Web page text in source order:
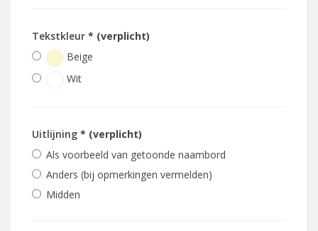
Tekstkleur * (verplicht)
Beige
Wit
Uitlijning * (verplicht)
Als voorbeeld van getoonde naambord
Anders (bij opmerkingen vermelden)
Midden